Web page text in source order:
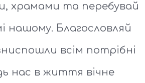
храмами та перебувай
нашому. Благословляй
всім потрібні
нас в життя вічне